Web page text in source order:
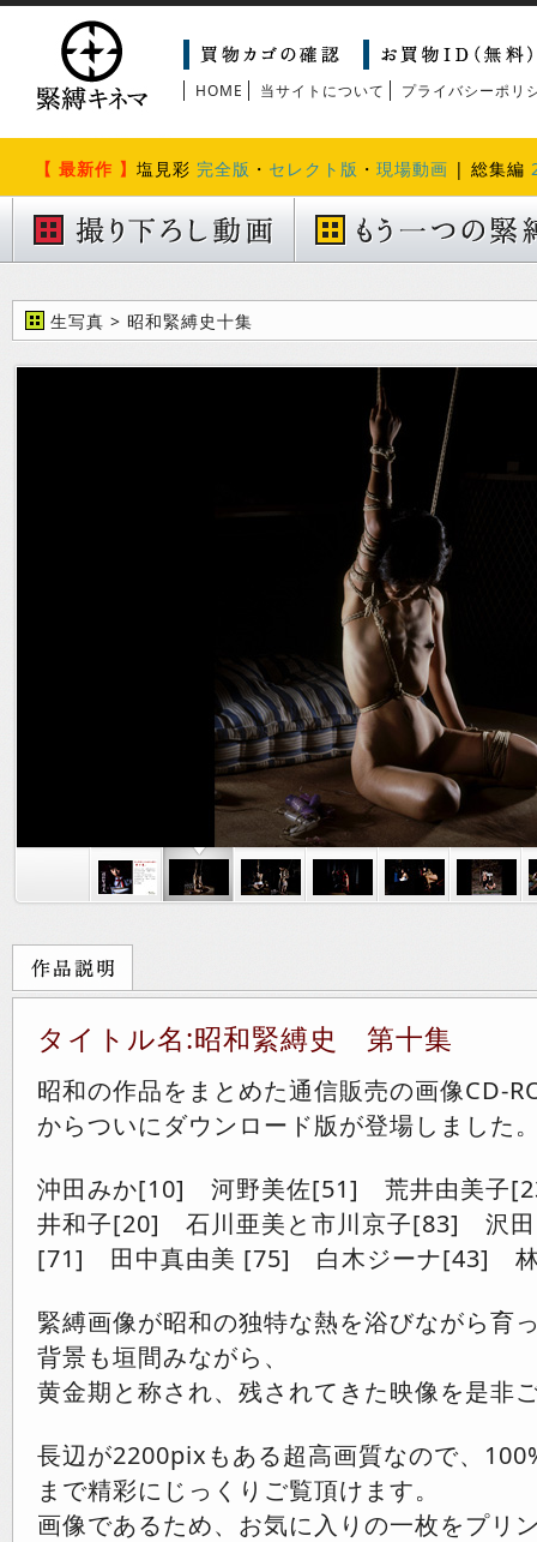
HOME 当サイトについて プライバシーポリ
【 最新作 】 塩見彩 完全版 ・ セレクト版 ・ 現場動画 | 総集編
生写真 > 昭和緊縛史十集
タイトル名:昭和緊縛史 第十集
昭和の作品をまとめた通信販売の画像CD-
からついにダウンロード版が登場しました
沖田みか[10] 河野美佐[51] 荒井由美
井和子[20] 石川亜美と市川京子[83] 沢
[71] 田中真由美 [75] 白木ジーナ[43]
緊縛画像が昭和の独特な熱を浴びながら育
背景も垣間みながら、
黄金期と称され、残されてきた映像を是非
長辺が2200pixもある超高画質なので、
まで精彩にじっくりご覧頂けます。
画像であるため、お気に入りの一枚をプリ